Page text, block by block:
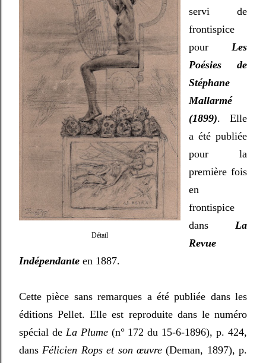
Détail
servi de
frontispice
pour Les
Poésies de
Stéphane
Mallarmé
(1899). Elle
a été publiée
pour la
première fois
en
frontispice
dans La
Revue
Indépendante en 1887.
Cette pièce sans remarques a été publiée dans les
éditions Pellet. Elle est reproduite dans le numéro
spécial de La Plume(n° 172 du 15-6-1896), p. 424,
dans Félicien Rops et son œuvre(Deman, 1897), p.